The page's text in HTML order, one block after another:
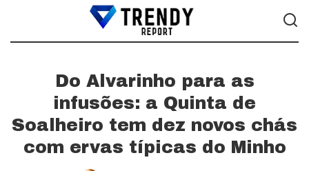
Do Alvarinho para as
infusões: a Quinta de
Soalheiro tem dez novos chás
com ervas típicas do Minho